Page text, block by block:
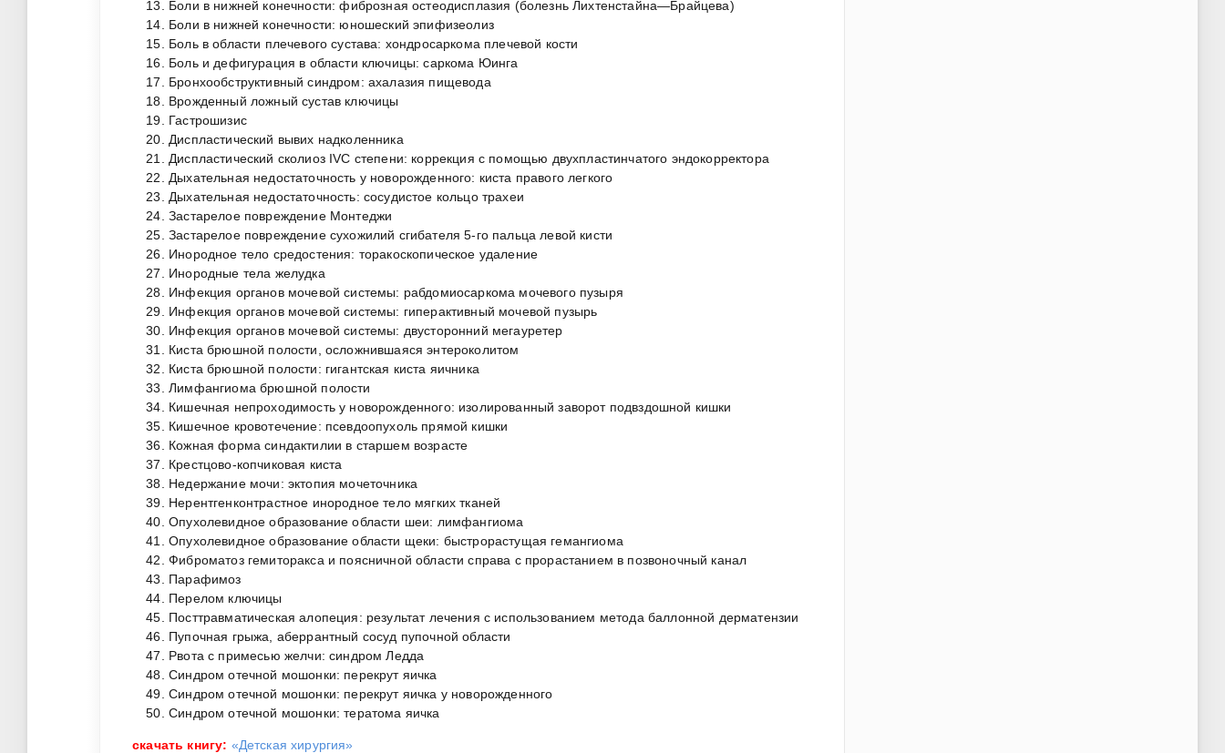
Боли в нижней конечности: фиброзная остеодисплазия (болезнь Лихтенстайна—Брайцева)
Боли в нижней конечности: юношеский эпифизеолиз
Боль в области плечевого сустава: хондросаркома плечевой кости
Боль и дефигурация в области ключицы: саркома Юинга
Бронхообструктивный синдром: ахалазия пищевода
Врожденный ложный сустав ключицы
Гастрошизис
Диспластический вывих надколенника
Диспластический сколиоз IVC степени: коррекция с помощью двухпластинчатого эндокорректора
Дыхательная недостаточность у новорожденного: киста правого легкого
Дыхательная недостаточность: сосудистое кольцо трахеи
Застарелое повреждение Монтеджи
Застарелое повреждение сухожилий сгибателя 5-го пальца левой кисти
Инородное тело средостения: торакоскопическое удаление
Инородные тела желудка
Инфекция органов мочевой системы: рабдомиосаркома мочевого пузыря
Инфекция органов мочевой системы: гиперактивный мочевой пузырь
Инфекция органов мочевой системы: двусторонний мегауретер
Киста брюшной полости, осложнившаяся энтероколитом
Киста брюшной полости: гигантская киста яичника
Лимфангиома брюшной полости
Кишечная непроходимость у новорожденного: изолированный заворот подвздошной кишки
Кишечное кровотечение: псевдоопухоль прямой кишки
Кожная форма синдактилии в старшем возрасте
Крестцово-копчиковая киста
Недержание мочи: эктопия мочеточника
Нерентгенконтрастное инородное тело мягких тканей
Опухолевидное образование области шеи: лимфангиома
Опухолевидное образование области щеки: быстрорастущая гемангиома
Фиброматоз гемиторакса и поясничной области справа с прорастанием в позвоночный канал
Парафимоз
Перелом ключицы
Посттравматическая алопеция: результат лечения с использованием метода баллонной дерматензии
Пупочная грыжа, аберрантный сосуд пупочной области
Рвота с примесью желчи: синдром Ледда
Синдром отечной мошонки: перекрут яичка
Синдром отечной мошонки: перекрут яичка у новорожденного
Синдром отечной мошонки: тератома яичка
скачать книгу: «Детская хирургия»